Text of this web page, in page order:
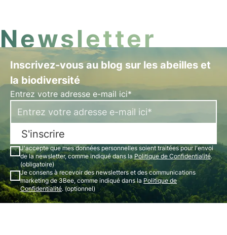
Newsletter
Inscrivez-vous au blog sur les abeilles et
la biodiversité
Entrez votre adresse e-mail ici*
S'inscrire
J'accepte que mes données personnelles soient traitées pour l'envoi
de la newsletter, comme indiqué dans la Politique de Confidentialité.
(obligatoire)
Je consens à recevoir des newsletters et des communications
marketing de 3Bee, comme indiqué dans la Politique de
Confidentialité. (optionnel)